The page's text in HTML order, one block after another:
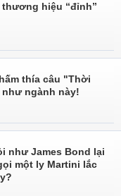
hiệu “đỉnh”
thía câu "Thời
ngành này!
như James Bond lại
một ly Martini lắc